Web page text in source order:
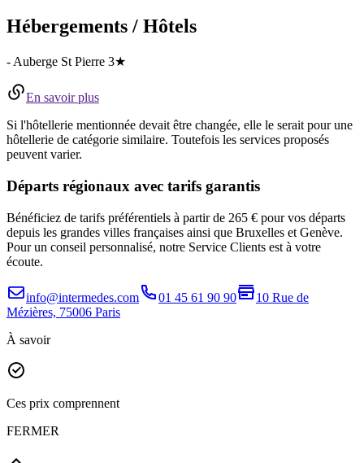
Hébergements / Hôtels
- Auberge St Pierre 3★
En savoir plus
Si l'hôtellerie mentionnée devait être changée, elle le serait pour une
hôtellerie de catégorie similaire. Toutefois les services proposés
peuvent varier.
Départs régionaux avec tarifs garantis
Bénéficiez de tarifs préférentiels à partir de 265 € pour vos départs
depuis les grandes villes françaises ainsi que Bruxelles et Genève.
Pour un conseil personnalisé, notre Service Clients est à votre
écoute.
info@intermedes.com 01 45 61 90 90
10 Rue de
Mézières, 75006 Paris
À savoir
Ces prix comprennent
FERMER